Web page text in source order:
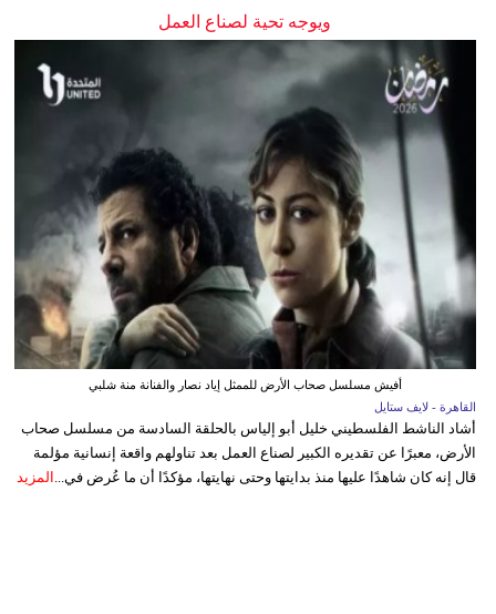
ويوجه تحية لصناع العمل
أفيش مسلسل صحاب الأرض للممثل إياد نصار والفنانة منة شلبي
القاهرة - لايف ستايل
أشاد الناشط الفلسطيني خليل أبو إلياس بالحلقة السادسة من مسلسل صحاب
الأرض، معبرًا عن تقديره الكبير لصناع العمل بعد تناولهم واقعة إنسانية مؤلمة
قال إنه كان شاهدًا عليها منذ بدايتها وحتى نهايتها، مؤكدًا أن ما عُرض في... المزيد